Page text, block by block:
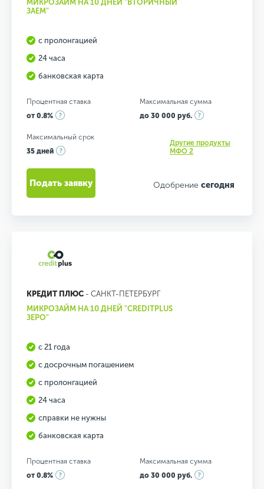
МИКРОЗАЙМ НА 10 ДНЕЙ "ВТОРИЧНЫЙ
ЗАЕМ"
с пролонгацией
24 часа
банковская карта
Процентная ставка
от 0.8%
Максимальная сумма
до 30 000 руб.
Максимальный срок
35 дней
Другие продукты
МФО 2
Одобрение сегодня
Подать заявку
КРЕДИТ ПЛЮС - САНКТ-ПЕТЕРБУРГ
МИКРОЗАЙМ НА 10 ДНЕЙ "CREDITPLUS
ЗЕРО"
с 21 года
с досрочным погашением
с пролонгацией
24 часа
справки не нужны
банковская карта
Процентная ставка
от 0.8%
Максимальная сумма
до 30 000 руб.